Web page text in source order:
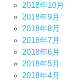
2018年10月
2018年9月
2018年8月
2018年7月
2018年6月
2018年5月
2018年4月